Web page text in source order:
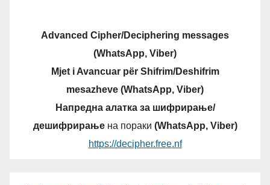
Advanced Cipher/Deciphering messages
(WhatsApp, Viber)
Mjet i Avancuar për Shifrim/Deshifrim
mesazheve (WhatsApp, Viber)
Напредна алатка за шифрирање/
дешифрирањена пораки (WhatsApp, Viber)
https://decipher.free.nf